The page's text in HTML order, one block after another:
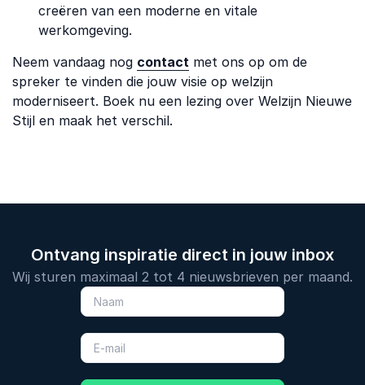
creëren van een moderne en vitale
werkomgeving.
Neem vandaag nog contact met ons op om de
spreker te vinden die jouw visie op welzijn
moderniseert. Boek nu een lezing over Welzijn Nieuwe
Stijl en maak het verschil.
Ontvang inspiratie direct in jouw inbox
Wij sturen maximaal 2 tot 4 nieuwsbrieven per maand.